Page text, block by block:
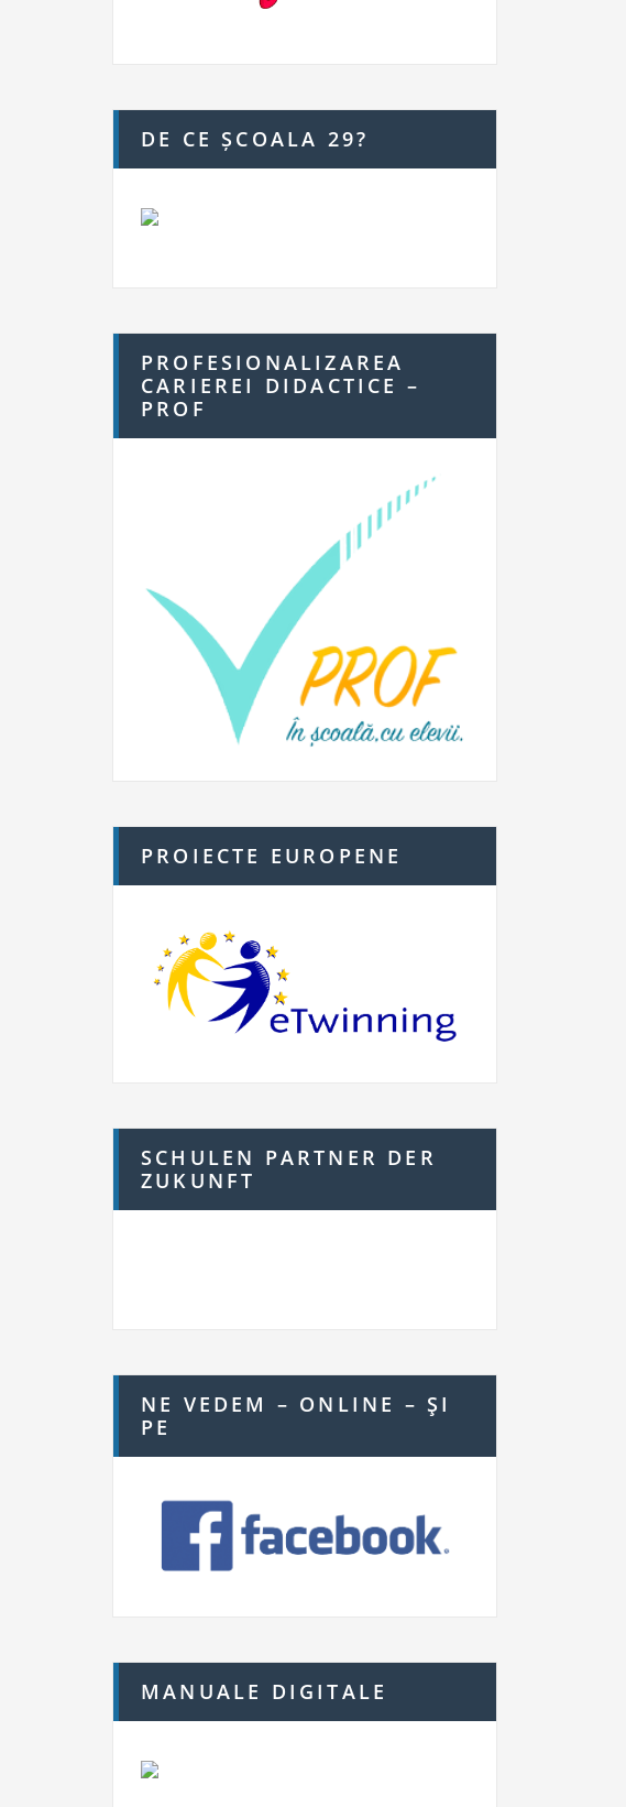
DE CE ȘCOALA 29?
PROFESIONALIZAREA
CARIEREI DIDACTICE –
PROF
PROIECTE EUROPENE
SCHULEN PARTNER DER
ZUKUNFT
NE VEDEM – ONLINE – ŞI
PE
MANUALE DIGITALE